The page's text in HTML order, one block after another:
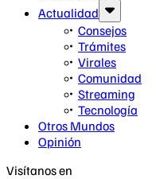
Actualidad
Consejos
Trámites
Virales
Comunidad
Streaming
Tecnología
Otros Mundos
Opinión
Visítanos en